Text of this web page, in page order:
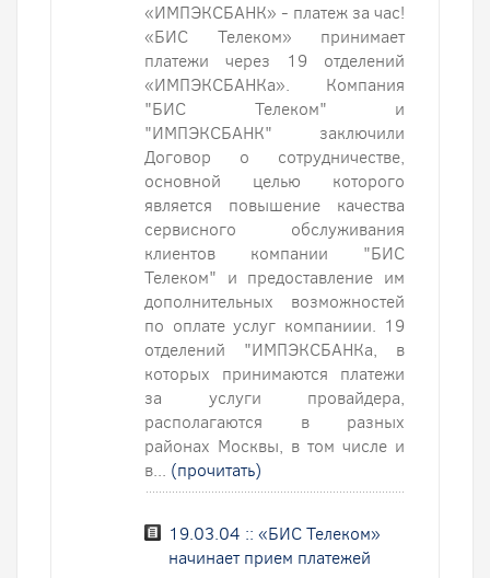
«ИМПЭКСБАНК» - платеж за час!
«БИС Телеком» принимает
платежи через 19 отделений
«ИМПЭКСБАНКа». Компания
"БИС Телеком" и
"ИМПЭКСБАНК" заключили
Договор о сотрудничестве,
основной целью которого
является повышение качества
сервисного обслуживания
клиентов компании "БИС
Телеком" и предоставление им
дополнительных возможностей
по оплате услуг компаниии. 19
отделений "ИМПЭКСБАНКа, в
которых принимаются платежи
за услуги провайдера,
располагаются в разных
районах Москвы, в том числе и
в... (прочитать)
19.03.04 :: «БИС Телеком»
начинает прием платежей